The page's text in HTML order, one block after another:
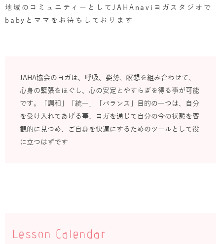
地域のコミュニティーとしてJAHAnaviヨガスタジオで
babyとママをお待ちしております
JAHA協会のヨガは、呼吸、姿勢、瞑想を組み合わせて、
心身の緊張をほぐし、心の安定とやすらぎを得る事が可能
です。「調和」「統一」「バランス」目的の一つは、自分
を受け入れてあげる事、ヨガを通じて自分の今の状態を客
観的に見つめ、ご自身を快適にするためのツールとして役
に立つはずです
Lesson Calendar